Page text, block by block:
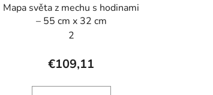
Mapa světa z mechu s hodinami
– 55 cm x 32 cm
2
€109,11